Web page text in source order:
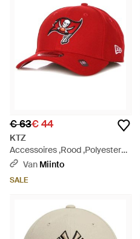
€ 63€ 44
KTZ
Accessoires ,Rood ,Polyester
Nfl Team Gebogen Klep Pet -
Van Miinto
SALE